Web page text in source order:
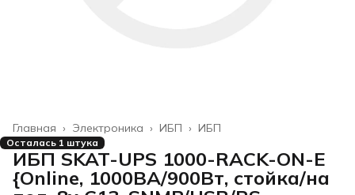
ИБП
ИБП ›
Электроника ›
Главная ›
Осталась 1 штука
ИБП SKAT-UPS 1000-RACK-ON-E
{Online, 1000ВА/900Вт, стойка/на